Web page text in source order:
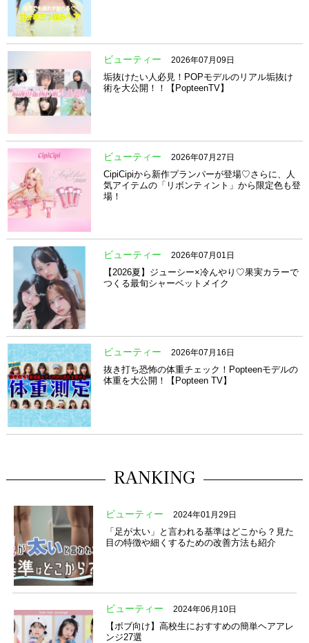
ビューティー 2026年07月09日
垢抜けたい人必見！POPモデルのリアル垢抜け
術を大公開！！【PopteenTV】
ビューティー 2026年07月27日
CipiCipiから新作プランパーが登場♡さらに、人
気アイテムの「リボンティント」から限定色も登
場！
ビューティー 2026年07月01日
【2026夏】ジューシー×冷んやり♡果実カラーで
つくる最旬シャーベットメイク
ビューティー 2026年07月16日
抜き打ち恐怖の体重チェック！Popteenモデルの
体重を大公開！【Popteen TV】
RANKING
ビューティー 2024年01月29日
「足が太い」と言われる基準はどこから？見た
目の特徴や細くするための改善方法も紹介
ビューティー 2024年06月10日
【ボブ向け】高校生におすすめの簡単ヘアアレ
ンジ27選